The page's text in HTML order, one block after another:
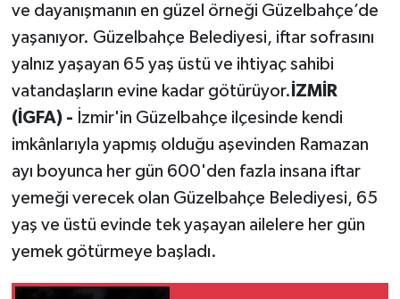
ve dayanışmanın en güzel örneği Güzelbahçe’de
yaşanıyor. Güzelbahçe Belediyesi, iftar sofrasını
yalnız yaşayan 65 yaş üstü ve ihtiyaç sahibi
vatandaşların evine kadar götürüyor. İZMİR
(İGFA) - İzmir'in Güzelbahçe ilçesinde kendi
imkânlarıyla yapmış olduğu aşevinden Ramazan
ayı boyunca her gün 600'den fazla insana iftar
yemeği verecek olan Güzelbahçe Belediyesi, 65
yaş ve üstü evinde tek yaşayan ailelere her gün
yemek götürmeye başladı.